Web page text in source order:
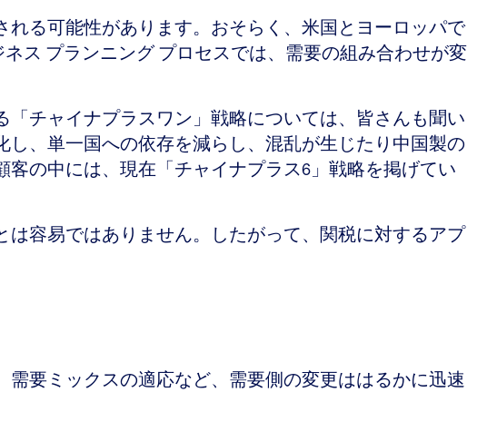
る可能性があります。おそらく、米国とヨーロッパで
ス プランニング プロセスでは、需要の組み合わせが変
チャイナプラスワン」戦略については、皆さんも聞い
、単一国への依存を減らし、混乱が生じたり中国製の
の中には、現在「チャイナプラス6」戦略を掲げてい
容易ではありません。したがって、関税に対するアプ
要ミックスの適応など、需要側の変更ははるかに迅速